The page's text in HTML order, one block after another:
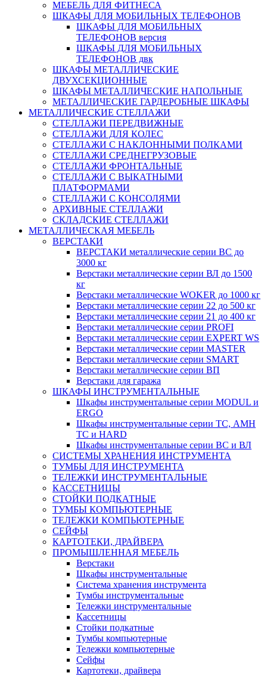
МЕБЕЛЬ ДЛЯ ФИТНЕСА
ШКАФЫ ДЛЯ МОБИЛЬНЫХ ТЕЛЕФОНОВ
ШКАФЫ ДЛЯ МОБИЛЬНЫХ
ТЕЛЕФОНОВ версия
ШКАФЫ ДЛЯ МОБИЛЬНЫХ
ТЕЛЕФОНОВ двк
ШКАФЫ МЕТАЛЛИЧЕСКИЕ
ДВУХСЕКЦИОННЫЕ
ШКАФЫ МЕТАЛЛИЧЕСКИЕ НАПОЛЬНЫЕ
МЕТАЛЛИЧЕСКИЕ ГАРДЕРОБНЫЕ ШКАФЫ
МЕТАЛЛИЧЕСКИЕ СТЕЛЛАЖИ
СТЕЛЛАЖИ ПЕРЕДВИЖНЫЕ
СТЕЛЛАЖИ ДЛЯ КОЛЕС
СТЕЛЛАЖИ С НАКЛОННЫМИ ПОЛКАМИ
СТЕЛЛАЖИ СРЕДНЕГРУЗОВЫЕ
СТЕЛЛАЖИ ФРОНТАЛЬНЫЕ
СТЕЛЛАЖИ С ВЫКАТНЫМИ
ПЛАТФОРМАМИ
СТЕЛЛАЖИ С КОНСОЛЯМИ
АРХИВНЫЕ СТЕЛЛАЖИ
СКЛАДСКИЕ СТЕЛЛАЖИ
МЕТАЛЛИЧЕСКАЯ МЕБЕЛЬ
ВЕРСТАКИ
ВЕРСТАКИ металлические серии ВС до
3000 кг
Верстаки металлические серии ВЛ до 1500
кг
Верстаки металлические WOKER до 1000 кг
Верстаки металлические серии 22 до 500 кг
Верстаки металлические серии 21 до 400 кг
Верстаки металлические серии PROFI
Верстаки металлические серии EXPERT WS
Верстаки металлические серии MASTER
Верстаки металлические серии SMART
Верстаки металлические серии ВП
Верстаки для гаража
ШКАФЫ ИНСТРУМЕНТАЛЬНЫЕ
Шкафы инструментальные серии MODUL и
ERGO
Шкафы инструментальные серии ТС, АМН
ТС и HARD
Шкафы инструментальные серии ВС и ВЛ
СИСТЕМЫ ХРАНЕНИЯ ИНСТРУМЕНТА
ТУМБЫ ДЛЯ ИНСТРУМЕНТА
ТЕЛЕЖКИ ИНСТРУМЕНТАЛЬНЫЕ
КАССЕТНИЦЫ
СТОЙКИ ПОДКАТНЫЕ
ТУМБЫ КОМПЬЮТЕРНЫЕ
ТЕЛЕЖКИ КОМПЬЮТЕРНЫЕ
СЕЙФЫ
КАРТОТЕКИ, ДРАЙВЕРА
ПРОМЫШЛЕННАЯ МЕБЕЛЬ
Верстаки
Шкафы инструментальные
Система хранения инструмента
Тумбы инструментальные
Тележки инструментальные
Кассетницы
Стойки подкатные
Тумбы компьютерные
Тележки компьютерные
Сейфы
Картотеки, драйвера